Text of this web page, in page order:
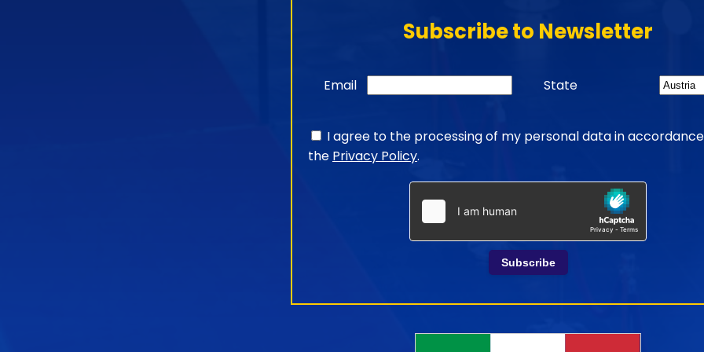
Subscribe to Newsletter
Email State
I agree to the processing of my personal data in
the Privacy Policy.
Subscribe